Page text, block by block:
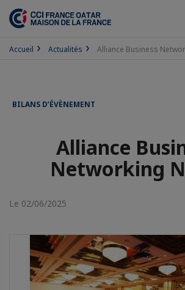
Accueil Actualités Alliance Business
BILANS D’ÉVÈNEMENT
Alliance
Networking
Le 02/06/2025